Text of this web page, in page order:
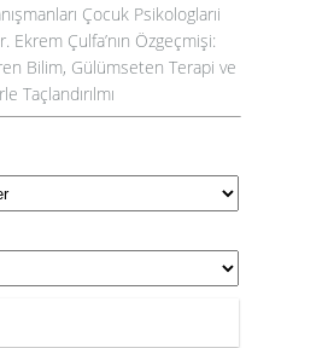
Çocuk Psikologlarıi
Ekrem Çulfa’nın Özgeçmişi:
Bilim, Gülümseten Terapi ve
Taçlandırılmı